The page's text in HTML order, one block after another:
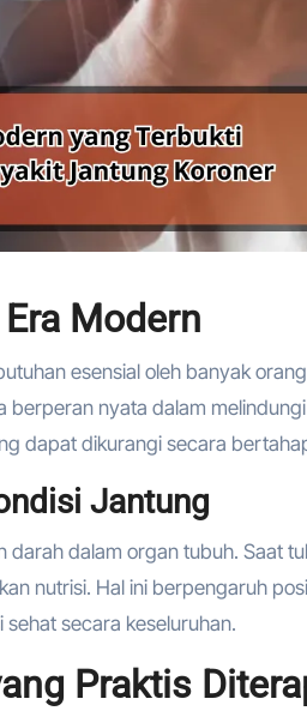
Modern
esensial oleh banyak
nyata dalam
dapat dikurangi secara
Jantung
dalam organ tubuh. Saat
nutrisi. Hal ini berpengaruh
secara keseluruhan.
Praktis